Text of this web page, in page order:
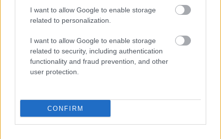
I want to allow Google to enable storage
related to personalization.
I want to allow Google to enable storage
related to security, including authentication
functionality and fraud prevention, and other
user protection.
CONFIRM